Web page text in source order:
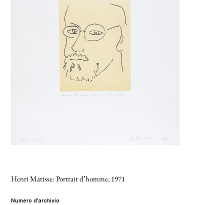
Henri Matisse: Portrait d’homme, 1971
numero d’archivio